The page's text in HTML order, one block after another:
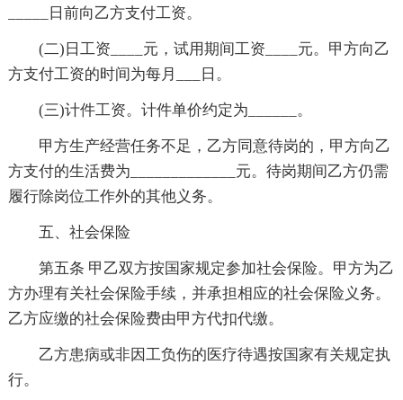
_____日前向乙方支付工资。
(二)日工资____元，试用期间工资____元。甲方向乙
方支付工资的时间为每月___日。
(三)计件工资。计件单价约定为______。
甲方生产经营任务不足，乙方同意待岗的，甲方向乙
方支付的生活费为_____________元。待岗期间乙方仍需
履行除岗位工作外的其他义务。
五、社会保险
第五条 甲乙双方按国家规定参加社会保险。甲方为乙
方办理有关社会保险手续，并承担相应的社会保险义务。
乙方应缴的社会保险费由甲方代扣代缴。
乙方患病或非因工负伤的医疗待遇按国家有关规定执
行。